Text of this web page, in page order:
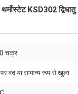
KSD302
चक्र
बंद या सामान्य रूप से खुला